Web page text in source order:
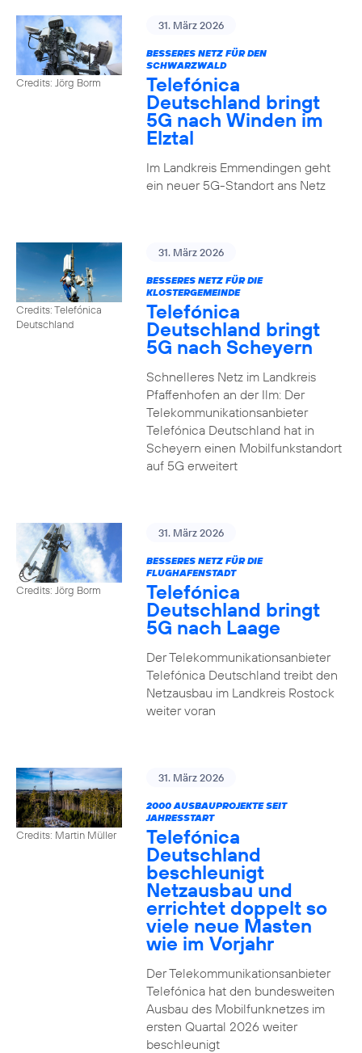
Credits: Jörg Borm
31. März 2026
BESSERES NETZ FÜR DEN
SCHWARZWALD
Telefónica
Deutschland bringt
5G nach Winden im
Elztal
Im Landkreis Emmendingen geht
ein neuer 5G-Standort ans Netz
Credits: Telefónica
Deutschland
31. März 2026
BESSERES NETZ FÜR DIE
KLOSTERGEMEINDE
Telefónica
Deutschland bringt
5G nach Scheyern
Schnelleres Netz im Landkreis
Pfaffenhofen an der Ilm: Der
Telekommunikationsanbieter
Telefónica Deutschland hat in
Scheyern einen Mobilfunkstandort
auf 5G erweitert
Credits: Jörg Borm
31. März 2026
BESSERES NETZ FÜR DIE
FLUGHAFENSTADT
Telefónica
Deutschland bringt
5G nach Laage
Der Telekommunikationsanbieter
Telefónica Deutschland treibt den
Netzausbau im Landkreis Rostock
weiter voran
Credits: Martin Müller
31. März 2026
2000 AUSBAUPROJEKTE SEIT
JAHRESSTART
Telefónica
Deutschland
beschleunigt
Netzausbau und
errichtet doppelt so
viele neue Masten
wie im Vorjahr
Der Telekommunikationsanbieter
Telefónica hat den bundesweiten
Ausbau des Mobilfunknetzes im
ersten Quartal 2026 weiter
beschleunigt